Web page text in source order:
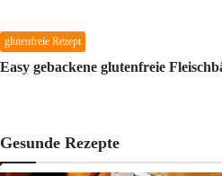
glutenfreie Rezept
Easy gebackene glutenfreie
Gesunde Rezepte